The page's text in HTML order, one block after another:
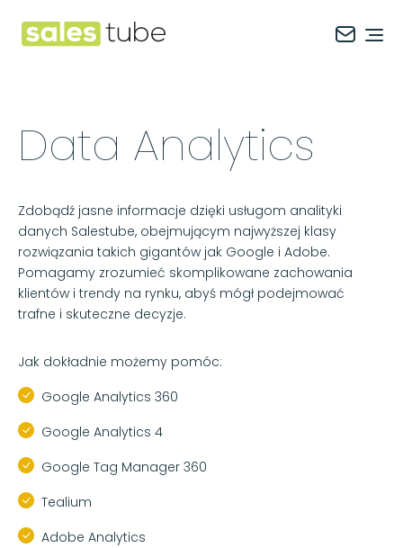
Salestube
Data Analytics
Zdobądź jasne informacje dzięki usługom analityki
danych Salestube, obejmującym najwyższej klasy
rozwiązania takich gigantów jak Google i Adobe.
Pomagamy zrozumieć skomplikowane zachowania
klientów i trendy na rynku, abyś mógł podejmować
trafne i skuteczne decyzje.
Jak dokładnie możemy pomóc:
Google Analytics 360
Google Analytics 4
Google Tag Manager 360
Tealium
Adobe Analytics